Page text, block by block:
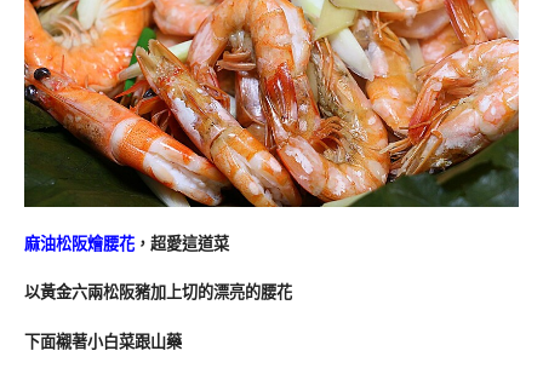
麻油松阪燴腰花 ，超愛這道菜
以黃金六兩松阪豬加上切的漂亮的腰花
下面襯著小白菜跟山藥